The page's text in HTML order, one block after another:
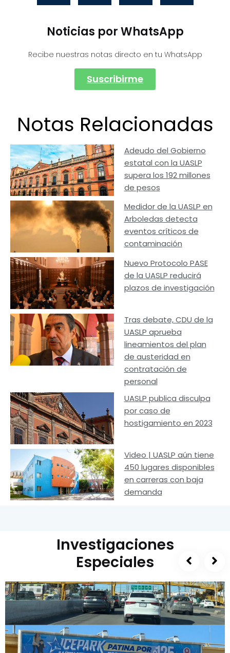
Noticias por WhatsApp
Recibe nuestras notas directo en tu WhatsApp
Suscribirme
Notas Relacionadas
Adeudo del Gobierno
estatal con la UASLP
supera los 192 millones
de pesos
Medidor de la UASLP en
Arboledas detecta
eventos críticos de
contaminación
Nuevo Protocolo PASE
de la UASLP reducirá
plazos de investigación
Tras debate, CDU de la
UASLP aprueba
lineamientos del plan
de austeridad en
contratación de
personal
UASLP publica disculpa
por caso de
hostigamiento en 2023
Video | UASLP aún tiene
450 lugares disponibles
en carreras con baja
demanda
Investigaciones
Especiales